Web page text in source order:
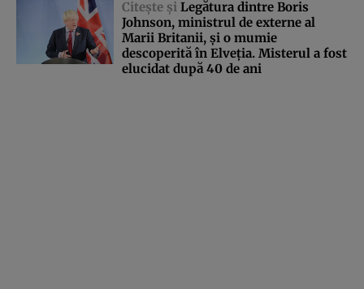
Citeşte şi Legătura dintre Boris
Johnson, ministrul de externe al
Marii Britanii, şi o mumie
descoperită în Elveţia. Misterul a fost
elucidat după 40 de ani